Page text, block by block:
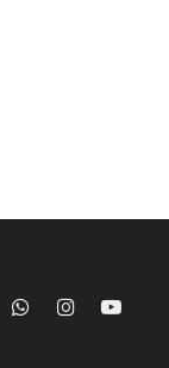
WhatsAppInstagram